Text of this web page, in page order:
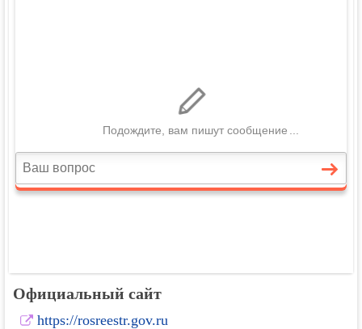
Официальный сайт
https://rosreestr.gov.ru